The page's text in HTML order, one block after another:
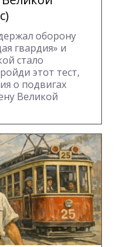
оборону
гвардия» и
стало
этот тест,
о подвигах
Великой